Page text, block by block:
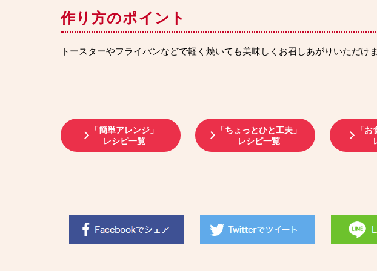
作り方のポイント
トースターやフライパンなどで軽く焼いても美味しくお召しあがりいただけま
「簡単アレンジ」
レシピ一覧
「ちょっとひと工夫」
レシピ一覧
「